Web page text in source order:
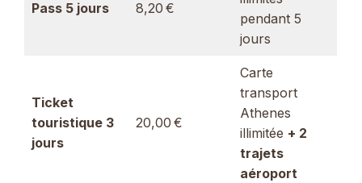
Pass 5 jours 8,20 €
pendant 5
jours
Ticket
touristique 3
jours
20,00 €
Carte
transport
Athenes
illimitée + 2
trajets
aéroport